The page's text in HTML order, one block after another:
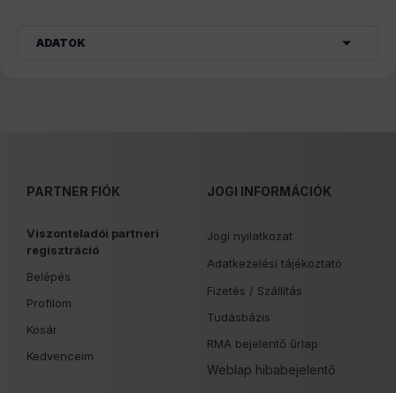
ADATOK
PARTNER FIÓK
Viszonteladói partneri
regisztráció
Belépés
Profilom
Kosár
Kedvenceim
JOGI INFORMÁCIÓK
Jogi nyilatkozat
Adatkezelési tájékoztató
Fizetés / Szállítás
Tudásbázis
RMA bejelentő űrlap
Weblap hibabejelentő